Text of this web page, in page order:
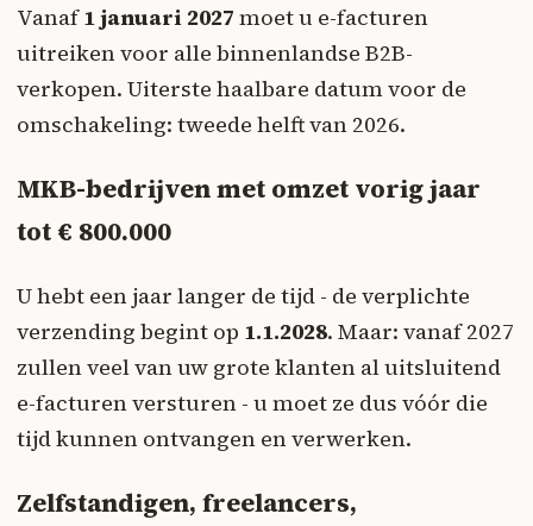
Vanaf1 januari 2027 moet u e-facturen
uitreiken voor alle binnenlandse B2B-
verkopen. Uiterste haalbare datum voor de
omschakeling: tweede helft van 2026.
MKB-bedrijven met omzet vorig jaar
tot € 800.000
U hebt een jaar langer de tijd - de verplichte
verzending begint op 1.1.2028. Maar: vanaf 2027
zullen veel van uw grote klanten al uitsluitend
e-facturen versturen - u moet ze dus vóór die
tijd kunnen ontvangen en verwerken.
Zelfstandigen, freelancers,